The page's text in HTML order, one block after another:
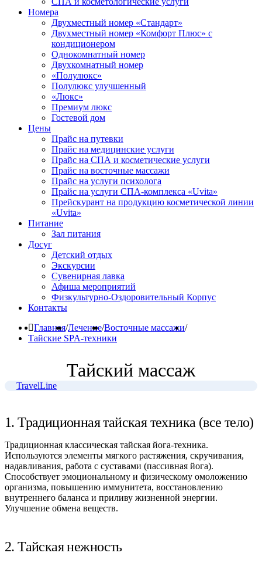
Номера
Двухместный номер «Стандарт»
Двухместный номер «Комфорт Плюс» с
кондиционером
Однокомнатный номер
Двухкомнатный номер
«Полулюкс»
Полулюкс улучшенный
«Люкс»
Премиум люкс
Гостевой дом
Цены
Прайс на путевки
Прайс на медицинские услуги
Прайс на СПА и косметические услуги
Прайс на восточные массажи
Прайс на услуги психолога
Прайс на услуги СПА-комплекса «Uvita»
Прейскурант на продукцию косметической линии
«Uvita»
Питание
Зал питания
Досуг
Детский отдых
Экскурсии
Сувенирная лавка
Афиша мероприятий
Физкультурно-Оздоровительный Корпус
Контакты
Главная/Лечение/Восточные массажи/
Тайские SPA-техники
Тайский массаж
TravelLine
1. Традиционная тайская техника (все тело)
Традиционная классическая тайская йога-техника.
Используются элементы мягкого растяжения, скручивания,
надавливания, работа с суставами (пассивная йога).
Способствует эмоциональному и физическому омоложению
организма, повышению иммунитета, восстановлению
внутреннего баланса и приливу жизненной энергии.
Улучшение обмена веществ.
2. Тайская нежность